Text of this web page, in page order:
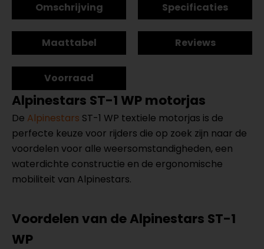
Omschrijving Specificaties
Maattabel Reviews
Voorraad
Alpinestars ST-1 WP motorjas
De Alpinestars ST-1 WP textiele motorjas is de
perfecte keuze voor rijders die op zoek zijn naar de
voordelen voor alle weersomstandigheden, een
waterdichte constructie en de ergonomische
mobiliteit van Alpinestars.
Voordelen van de Alpinestars ST-1
WP